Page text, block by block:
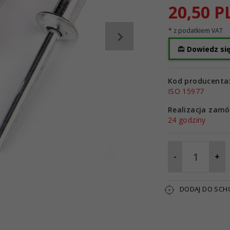
20,50
* z podatkiem VAT
Dowiedz
Kod
ISO 15977
Realizacja
24 godziny
- +
DODAJ DO